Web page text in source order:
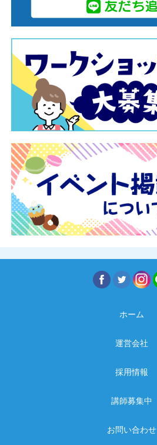
ホーム
運営会社
採用情報
講師募集中
お問い合わせ